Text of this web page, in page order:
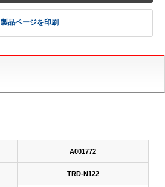
製品ページを印刷
A001772
TRD-N122